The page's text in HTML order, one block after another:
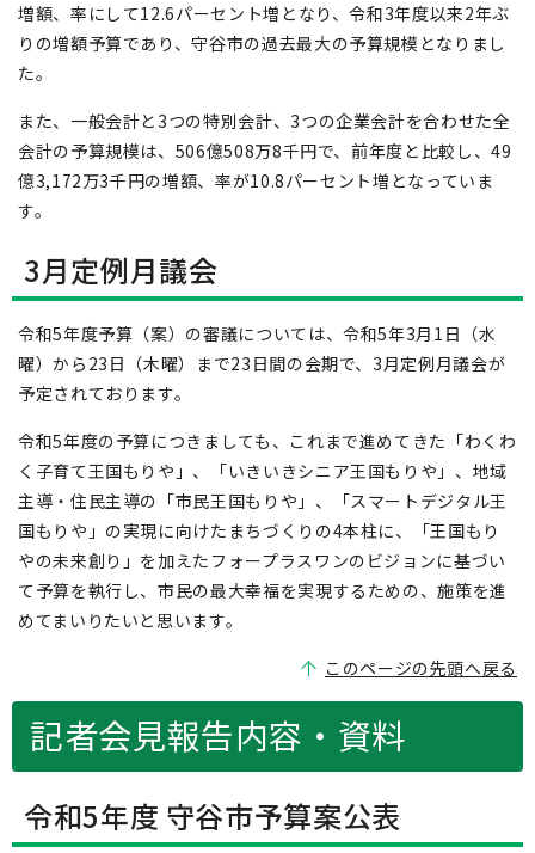
増額、率にして12.6パーセント増となり、令和3年度以来2年ぶ
りの増額予算であり、守谷市の過去最大の予算規模となりまし
た。
また、一般会計と3つの特別会計、3つの企業会計を合わせた全
会計の予算規模は、506億508万8千円で、前年度と比較し、49
億3,172万3千円の増額、率が10.8パーセント増となっていま
す。
3月定例月議会
令和5年度予算（案）の審議については、令和5年3月1日（水
曜）から23日（木曜）まで23日間の会期で、3月定例月議会が
予定されております。
令和5年度の予算につきましても、これまで進めてきた「わくわ
く子育て王国もりや」、「いきいきシニア王国もりや」、地域
主導・住民主導の「市民王国もりや」、「スマートデジタル王
国もりや」の実現に向けたまちづくりの4本柱に、「王国もり
やの未来創り」を加えたフォープラスワンのビジョンに基づい
て予算を執行し、市民の最大幸福を実現するための、施策を進
めてまいりたいと思います。
このページの先頭へ戻る
記者会見報告内容・資料
令和5年度 守谷市予算案公表